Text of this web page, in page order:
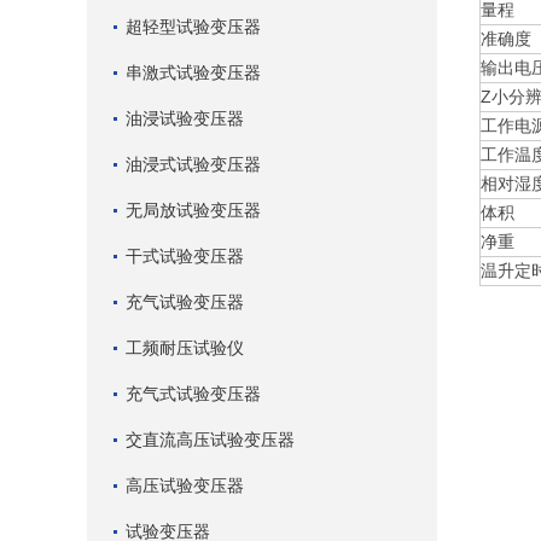
超轻型试验变压器
串激式试验变压器
油浸试验变压器
油浸式试验变压器
无局放试验变压器
干式试验变压器
充气试验变压器
工频耐压试验仪
充气式试验变压器
交直流高压试验变压器
高压试验变压器
试验变压器
量程
准确度
输出电
Z小分
工作电
工作温
相对湿
体积
净重
温升定